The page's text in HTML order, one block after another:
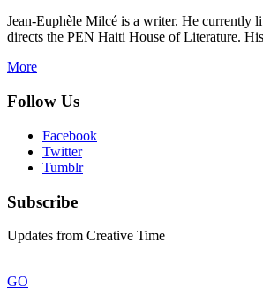
Jean-Euphèle Milcé is a writer. He currently
directs the PEN Haiti House of Literature.
More
Follow Us
Facebook
Twitter
Tumblr
Subscribe
Updates from Creative Time
GO